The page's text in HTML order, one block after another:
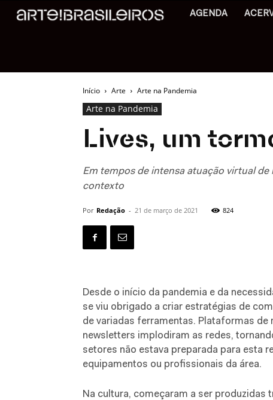
AGENDA
Início Arte Arte na Pandemia
Arte na Pandemia
Lives, um
Em tempos de intensa atuação virtual
contexto
Por Redação - 21 de março de 2021 824
Desde o início da pandemia e da
se viu obrigado a criar estratégias de
de variadas ferramentas. Plataformas de
newsletters implodiram as redes,
setores não estava preparada para esta
equipamentos ou profissionais da área.
Na cultura, começaram a ser produzidas